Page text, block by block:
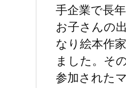
手企業で長
お子さんの
なり絵本作
ました。そ
参加された